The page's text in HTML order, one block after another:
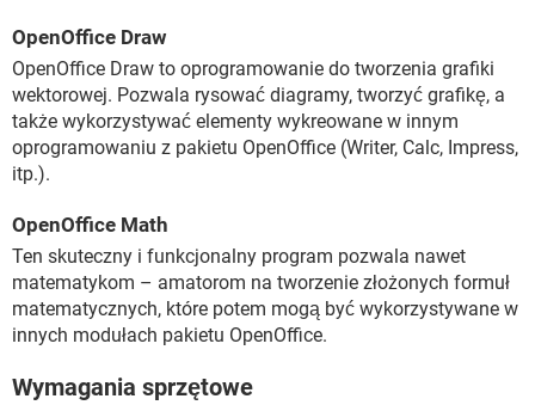
OpenOffice Draw
OpenOffice Draw to oprogramowanie do tworzenia grafiki
wektorowej. Pozwala rysować diagramy, tworzyć grafikę, a
także wykorzystywać elementy wykreowane w innym
oprogramowaniu z pakietu OpenOffice (Writer, Calc, Impress,
itp.).
OpenOffice Math
Ten skuteczny i funkcjonalny program pozwala nawet
matematykom – amatorom na tworzenie złożonych formuł
matematycznych, które potem mogą być wykorzystywane w
innych modułach pakietu OpenOffice.
Wymagania sprzętowe